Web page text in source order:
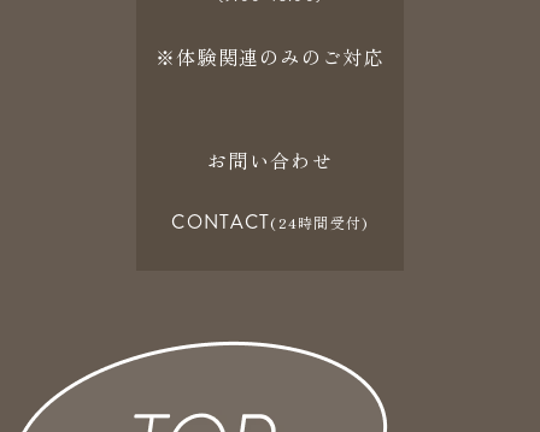
※体験関連のみのご対応
お問い合わせ
CONTACT(24時間受付)